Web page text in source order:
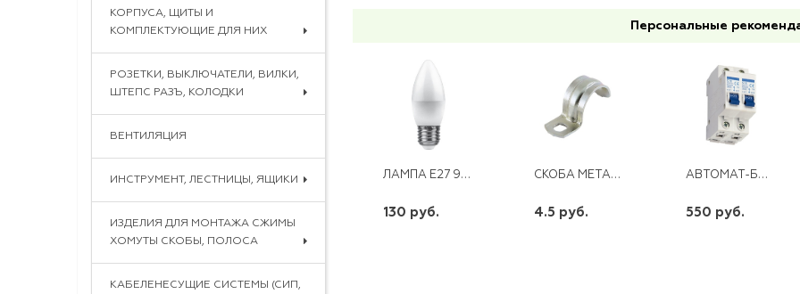
КОРПУСА, ЩИТЫ И
КОМПЛЕКТУЮЩИЕ ДЛЯ НИХ
РОЗЕТКИ, ВЫКЛЮЧАТЕЛИ, ВИЛКИ,
ШТЕПС РАЗЪ, КОЛОДКИ
ВЕНТИЛЯЦИЯ
ИНСТРУМЕНТ, ЛЕСТНИЦЫ, ЯЩИКИ
ИЗДЕЛИЯ ДЛЯ МОНТАЖА СЖИМЫ
ХОМУТЫ СКОБЫ, ПОЛОСА
КАБЕЛЕНЕСУЩИЕ СИСТЕМЫ (СИП,
Персональные
ЛАМПА E27 9W 230V LED 2700K СВЕЧА LB-570
130 руб.
СКОБА МЕТАЛЛ. ОДНОЛАПК. 19-20
4.5 руб.
АВТОМАТ-БАЙПАС 50А (ЭМ) ЭНЕРГИЯ
550 руб.